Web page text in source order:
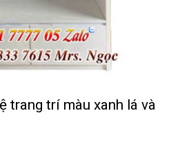
trang trí màu xanh lá và